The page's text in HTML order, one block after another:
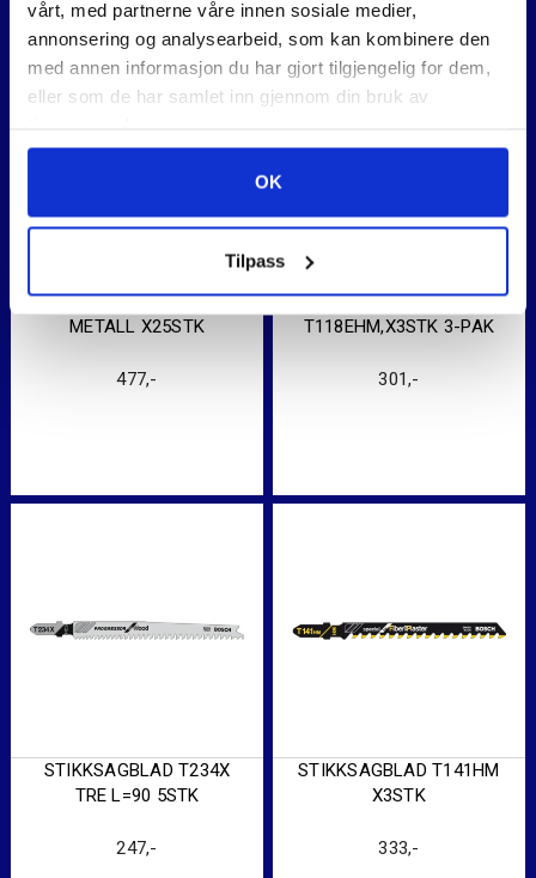
vårt, med partnerne våre innen sosiale medier,
annonsering og analysearbeid, som kan kombinere den
med annen informasjon du har gjort tilgjengelig for dem,
eller som de har samlet inn gjennom din bruk av
OK
Tilpass
STIKKSAGBL. T123 X
METALL X25STK
477,-
STIKKSAGBLADER BOSCH
T118EHM,X3STK 3-PAK
301,-
STIKKSAGBLAD T234X
TRE L=90 5STK
247,-
STIKKSAGBLAD T141HM
X3STK
333,-